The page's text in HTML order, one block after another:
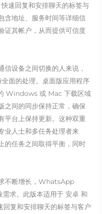
速回复和安排聊天的标签与
含地址、服务时间等详细信
证其帐户，从而提供可信度
信设备之间切换的人来说，
面的处理。桌面版应用程序
Windows 或 Mac 下载区域
之间的同步保持正常，确保
平台上保持更新。这种双重
业人士和多任务处理者来
的任务之间取得平衡，同时
不断增长，WhatsApp
求。此版本适用于 安卓 和
复和安排聊天的标签与客户